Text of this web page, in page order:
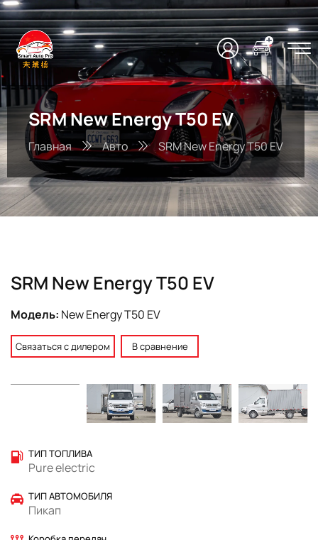
SRM New Energy T50 EV
Главная Авто SRM New Energy T50 EV
SRM New Energy T50 EV
Модель: New Energy T50 EV
Связаться с дилером В сравнение
ТИП ТОПЛИВА
Pure electric
ТИП АВТОМОБИЛЯ
Пикап